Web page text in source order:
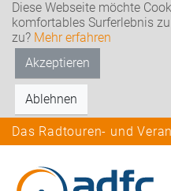
Diese Webseite möchte
komfortables Surferlebnis
zu? Mehr erfahren
Akzeptieren
Ablehnen
Das Radtouren- und